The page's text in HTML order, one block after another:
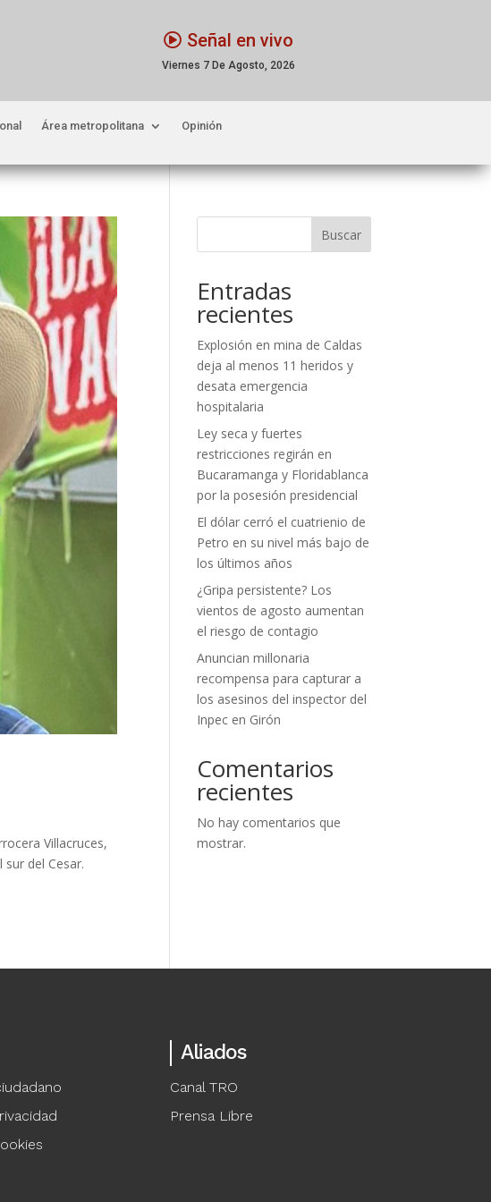
Señal en vivo
Viernes 7 De Agosto, 2026
Área metropolitana Opinión
Villacruces,
del Cesar.
Buscar
Entradas
recientes
Explosión en mina de Caldas
deja al menos 11 heridos y
desata emergencia
hospitalaria
Ley seca y fuertes
restricciones regirán en
Bucaramanga y Floridablanca
por la posesión presidencial
El dólar cerró el cuatrienio de
Petro en su nivel más bajo de
los últimos años
¿Gripa persistente? Los
vientos de agosto aumentan
el riesgo de contagio
Anuncian millonaria
recompensa para capturar a
los asesinos del inspector del
Inpec en Girón
Comentarios
recientes
No hay comentarios que
mostrar.
Aliados
Canal TRO
Prensa Libre